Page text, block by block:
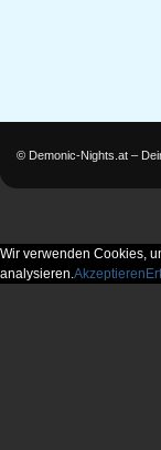
© Demonic-Nights.at –
Wir verwenden Cookies,
analysieren.Akzeptieren